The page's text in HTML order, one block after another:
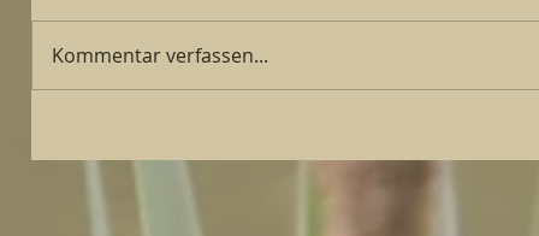
Kommentar verfassen...